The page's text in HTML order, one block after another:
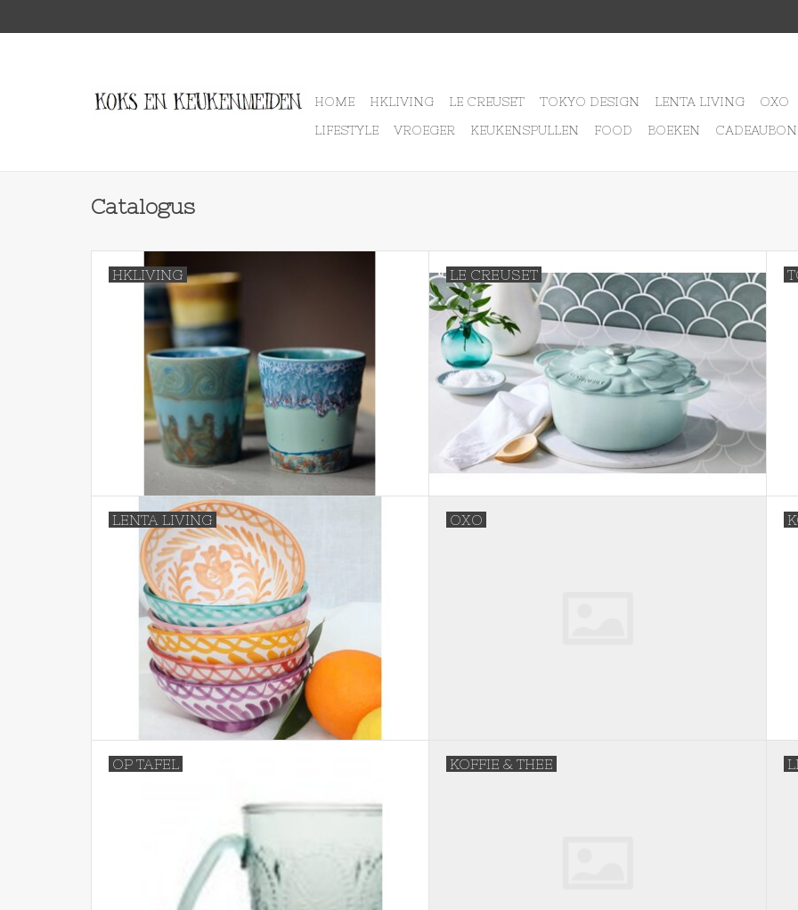
HOME HKLIVING LE CREUSET TOKYO DESIGN LENTA LIVING
OXO
LIFESTYLE
VROEGER KEUKENSPULLEN FOOD BOEKEN CADEAUBON
Catalogus
HKLIVING LE CREUSET
LENTA LIVING OXO
OP TAFEL KOFFIE & THEE